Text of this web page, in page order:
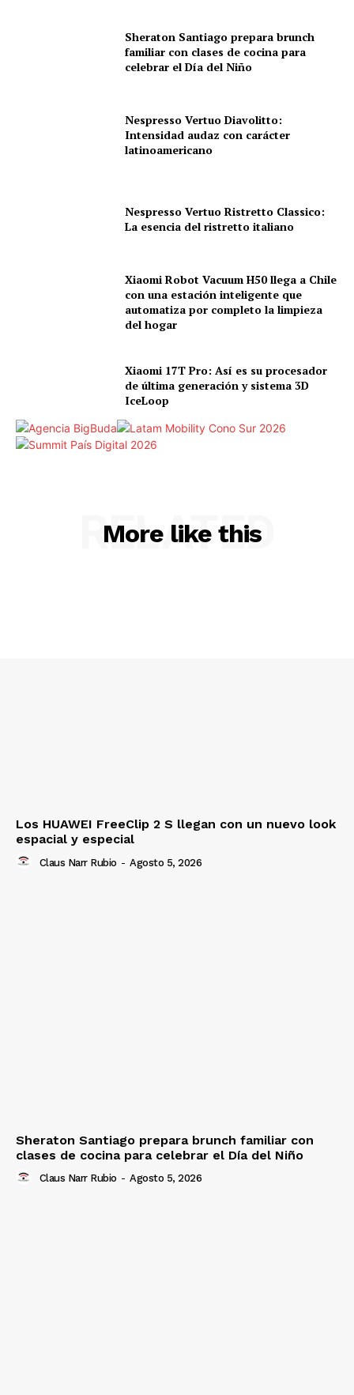
Sheraton Santiago prepara brunch
familiar con clases de cocina para
celebrar el Día del Niño
Nespresso Vertuo Diavolitto:
Intensidad audaz con carácter
latinoamericano
Nespresso Vertuo Ristretto Classico:
La esencia del ristretto italiano
Xiaomi Robot Vacuum H50 llega a Chile
con una estación inteligente que
automatiza por completo la limpieza
del hogar
Xiaomi 17T Pro: Así es su procesador
de última generación y sistema 3D
IceLoop
More like this
RELATED
Los HUAWEI FreeClip 2 S llegan con un nuevo look
espacial y especial
Claus Narr Rubio - Agosto 5, 2026
Sheraton Santiago prepara brunch familiar con
clases de cocina para celebrar el Día del Niño
Claus Narr Rubio - Agosto 5, 2026